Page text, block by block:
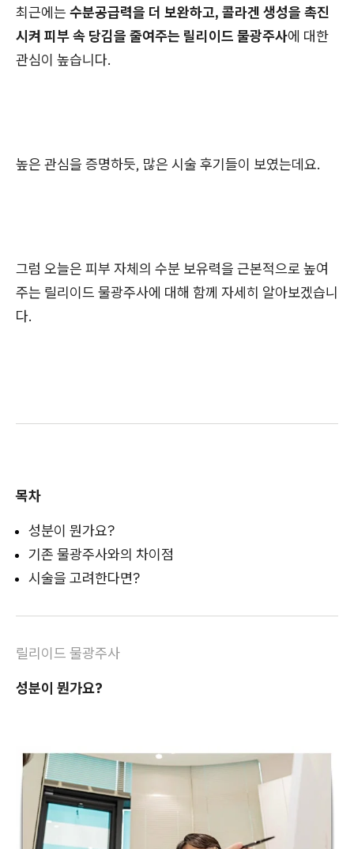
최근에는 수분공급력을 더 보완하고, 콜라겐 생성을 촉진
시켜 피부 속 당김을 줄여주는 릴리이드 물광주사에 대한
관심이 높습니다.
높은 관심을 증명하듯, 많은 시술 후기들이 보였는데요.
그럼 오늘은 피부 자체의 수분 보유력을 근본적으로 높여
주는 릴리이드 물광주사에 대해 함께 자세히 알아보겠습니
다.
목차
성분이 뭔가요?
기존 물광주사와의 차이점
시술을 고려한다면?
릴리이드 물광주사
성분이 뭔가요?